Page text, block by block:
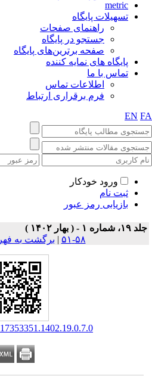
metric
تسهیلات پایگاه
راهنمای صفحات
جستجو در پایگاه
صفحه برترین‌های پایگاه
پایگاه های نمایه کننده
تماس با ما
اطلاعات تماس
فرم برقراری ارتباط
EN
ورود خودکار
ثبت نام
بازیابی رمز عبور
شماره ۱ - ( بهار ۱۴۰۲ )
۵۸-۵۱
| برگشت به